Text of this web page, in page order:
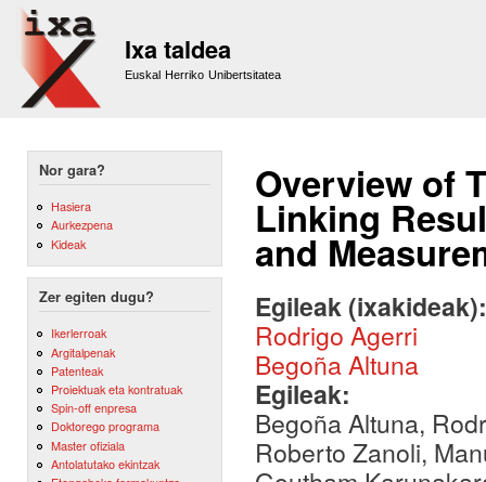
Ixa taldea
Euskal Herriko Unibertsitatea
Nor gara?
Hasiera
Aurkezpena
Kideak
Zer egiten dugu?
Ikerlerroak
Argitalpenak
Patenteak
Proiektuak eta kontratuak
Spin-off enpresa
Doktorego programa
Master ofiziala
Antolatutako ekintzak
Overview of
Linking
and
Egileak
Rodrigo Agerri
Begoña Altuna
Egileak:
Begoña Altuna,
Roberto Zanoli,